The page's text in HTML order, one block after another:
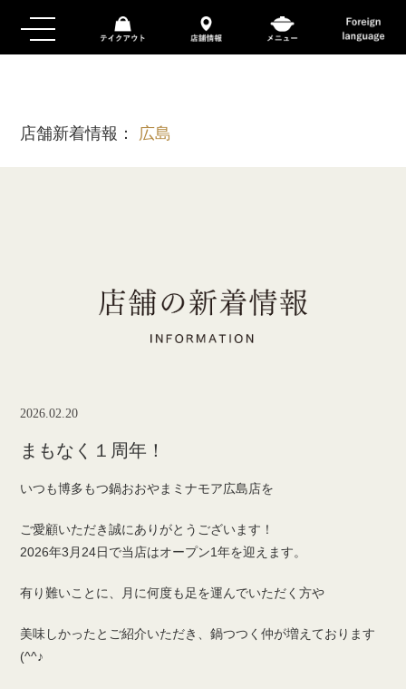
店舗新着情報： 広島
2026.02.20
まもなく１周年！
いつも博多もつ鍋おおやまミナモア広島店を
ご愛顧いただき誠にありがとうございます！
2026年3月24日で当店はオープン1年を迎えます。
有り難いことに、月に何度も足を運んでいただく方や
美味しかったとご紹介いただき、鍋つつく仲が増えております
(^^♪